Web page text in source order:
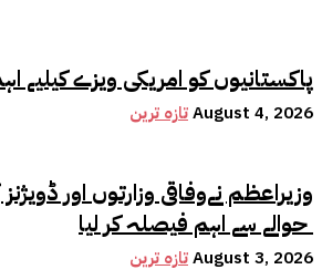
پاکستانیوں کو امریکی ویزے کیلیے
تازہ ترینAugust 4, 2026
وزیراعظم نےوفاقی وزارتوں اور ڈویژنز
حوالے سے اہم فیصلہ کر لیا
تازہ ترینAugust 3, 2026